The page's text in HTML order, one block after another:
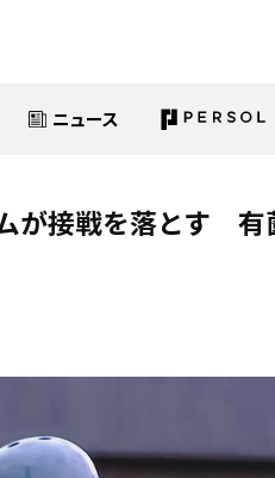
ニュース
が接戦を落とす